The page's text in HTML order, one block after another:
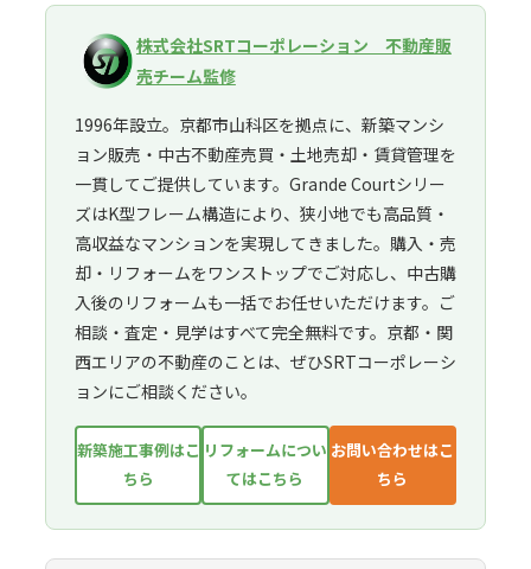
株式会社SRTコーポレーション 不動産販
売チーム監修
1996年設立。京都市山科区を拠点に、新築マンシ
ョン販売・中古不動産売買・土地売却・賃貸管理を
一貫してご提供しています。Grande Courtシリー
ズはK型フレーム構造により、狭小地でも高品質・
高収益なマンションを実現してきました。購入・売
却・リフォームをワンストップでご対応し、中古購
入後のリフォームも一括でお任せいただけます。ご
相談・査定・見学はすべて完全無料です。京都・関
西エリアの不動産のことは、ぜひSRTコーポレーシ
ョンにご相談ください。
新築施工事例はこ
ちら
リフォームについ
てはこちら
お問い合わせはこ
ちら